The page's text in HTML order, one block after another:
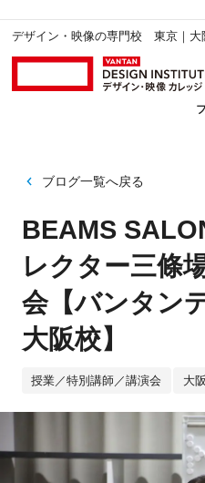
デザイン・映像の専門校 東京｜大
ブログ一覧へ戻る
BEAMS
レクター三條
会【バンタン
大阪校】
授業／特別講師／講演会 大